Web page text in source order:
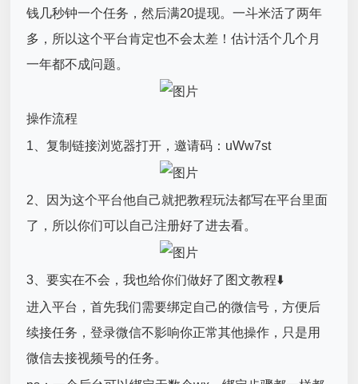
钱几秒钟一个任务，然后满20提现。一斗米活了两年
多，所以这个平台肯定也不会太差！估计活个几个月
一年都不成问题。
操作流程
1、复制链接浏览器打开，邀请码：uWw7st
2、因为这个平台他自己就把教程玩法都写在平台里面
了，所以你们可以自己注册好了进去看。
3、要实在不会，我也给你们做好了图文教程⬇️
进入平台，首先我们需要绑定自己的微信号，方便后
续接任务，登录微信不影响你正常其他操作，只是用
微信去接视频号的任务。